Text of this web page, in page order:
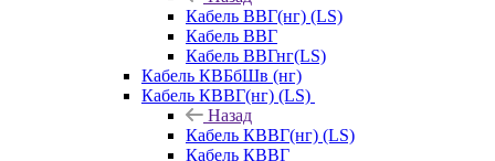
Кабель ВВГ(нг) (LS)
Кабель ВВГ
Кабель ВВГнг(LS)
Кабель КВБбШв (нг)
Кабель КВВГ(нг) (LS)
Назад
Кабель КВВГ(нг) (LS)
Кабель КВВГ